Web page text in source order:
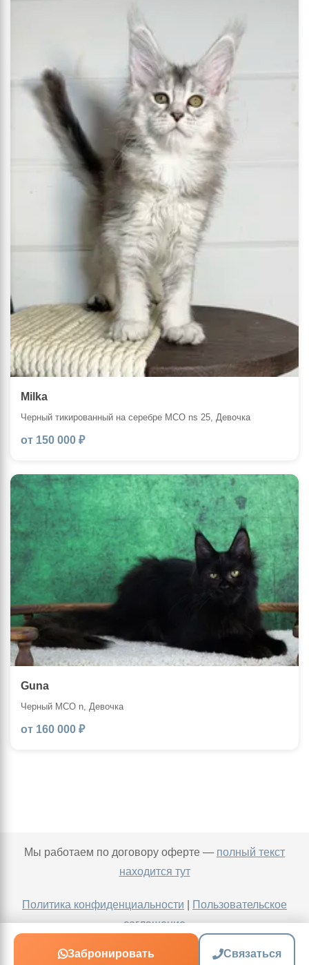
Milka
Черный тикированный на серебре MCO ns 25, Девочка
от 150 000 ₽
Guna
Черный MCO n, Девочка
от 160 000 ₽
Забронировать Связаться
Мы работаем по договору оферте — полный текст
находится тут
Политика конфиденциальности
Пользовательское
соглашение
v: 20260808_1734_mcru